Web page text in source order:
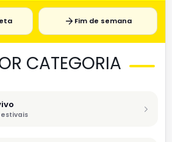
Fim de semana
CATEGORIA